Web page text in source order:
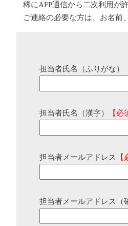
稀にAFP通信から二次利用が
ご連絡の必要な方は、お名前
担当者氏名（ふりがな）
担当者氏名（漢字） 【必
担当者メールアドレス 【
担当者メールアドレス（